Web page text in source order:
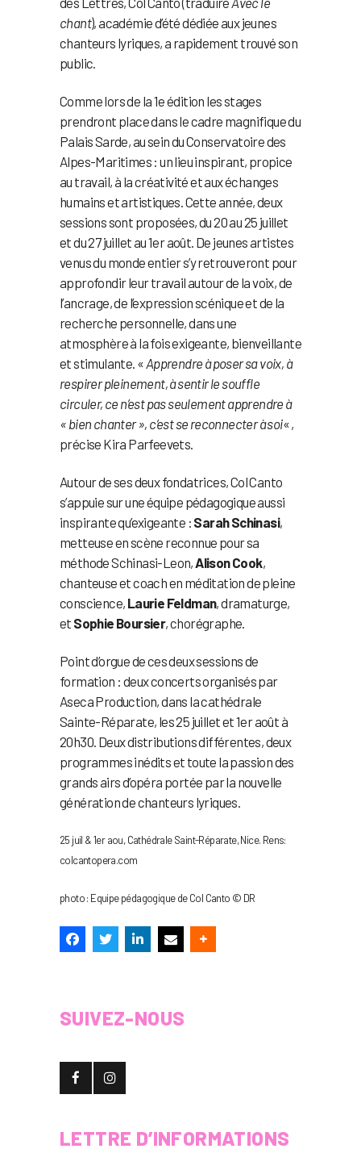
chant), académie d’été dédiée aux jeunes
chanteurs lyriques, a rapidement trouvé son
public.
Comme lors de la 1e édition les stages
prendront place dans le cadre magnifique du
Palais Sarde, au sein du Conservatoire des
Alpes-Maritimes : un lieu inspirant, propice
au travail, à la créativité et aux échanges
humains et artistiques. Cette année, deux
sessions sont proposées, du 20 au 25 juillet
et du 27 juillet au 1er août. De jeunes artistes
venus du monde entier s’y retrouveront pour
approfondir leur travail autour de la voix, de
l’ancrage, de l’expression scénique et de la
recherche personnelle, dans une
atmosphère à la fois exigeante, bienveillante
et stimulante. «Apprendre à poser sa voix, à
respirer pleinement, à sentir le souffle
circuler, ce n’est pas seulement apprendre à
« bien chanter », c’est se reconnecter à soi« ,
précise Kira Parfeevets.
Autour de ses deux fondatrices, Col Canto
s’appuie sur une équipe pédagogique aussi
inspirante qu’exigeante : Sarah Schinasi,
metteuse en scène reconnue pour sa
méthode Schinasi-Leon,Alison Cook,
chanteuse et coach en méditation de pleine
conscience, Laurie Feldman, dramaturge,
et Sophie Boursier, chorégraphe.
Point d’orgue de ces deux sessions de
formation : deux concerts organisés par
Aseca Production, dans la cathédrale
Sainte-Réparate, les 25 juillet et 1er août à
20h30. Deux distributions différentes, deux
programmes inédits et toute la passion des
grands airs d’opéra portée par la nouvelle
génération de chanteurs lyriques.
25 juil & 1er aou, Cathédrale Saint-Réparate, Nice. Rens:
colcantopera.com
photo : Equipe pédagogique de Col Canto © DR
SUIVEZ-NOUS
LETTRE D’INFORMATIONS